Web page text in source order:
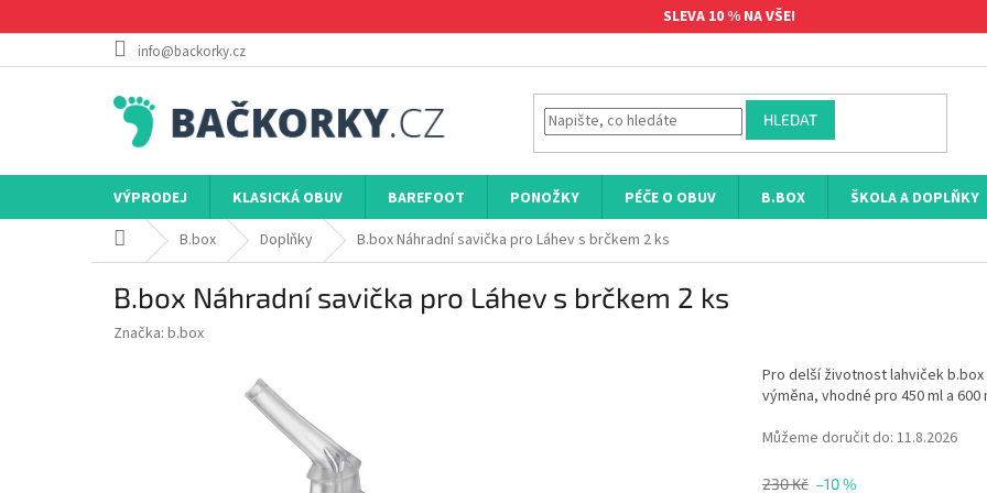
na
SLEVA 10 % NA VŠE!
info@backorky.cz
HLEDAT
VÝPRODEJ KLASICKÁ OBUV BAREFOOT PONOŽKY PÉČE O OBUV B.BOX
ŠKOLA A DOPLŇKY
Domů B.box Doplňky B.box Náhradní savička pro Láhev s brčkem 2 ks
B.box Náhradní savička pro Láhev s brčkem 2 ks
Značka: b.box
230 Kč –10 %
Můžeme doručit do: 11.8.2026
Pro delší životnost lahviček
výměna, vhodné pro 450 ml a